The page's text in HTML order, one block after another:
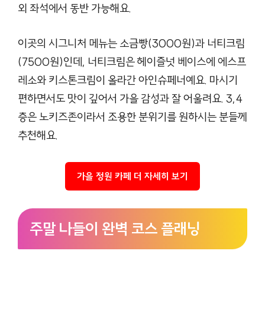
외 좌석에서 동반 가능해요.
이곳의 시그니처 메뉴는 소금빵(3000원)과 너티크림
(7500원)인데, 너티크림은 헤이즐넛 베이스에 에스프
레소와 키스톤크림이 올라간 아인슈페너예요. 마시기
편하면서도 맛이 깊어서 가을 감성과 잘 어울려요. 3,4
층은 노키즈존이라서 조용한 분위기를 원하시는 분들께
추천해요.
가을 정원 카페 더 자세히 보기
주말 나들이 완벽 코스 플래닝